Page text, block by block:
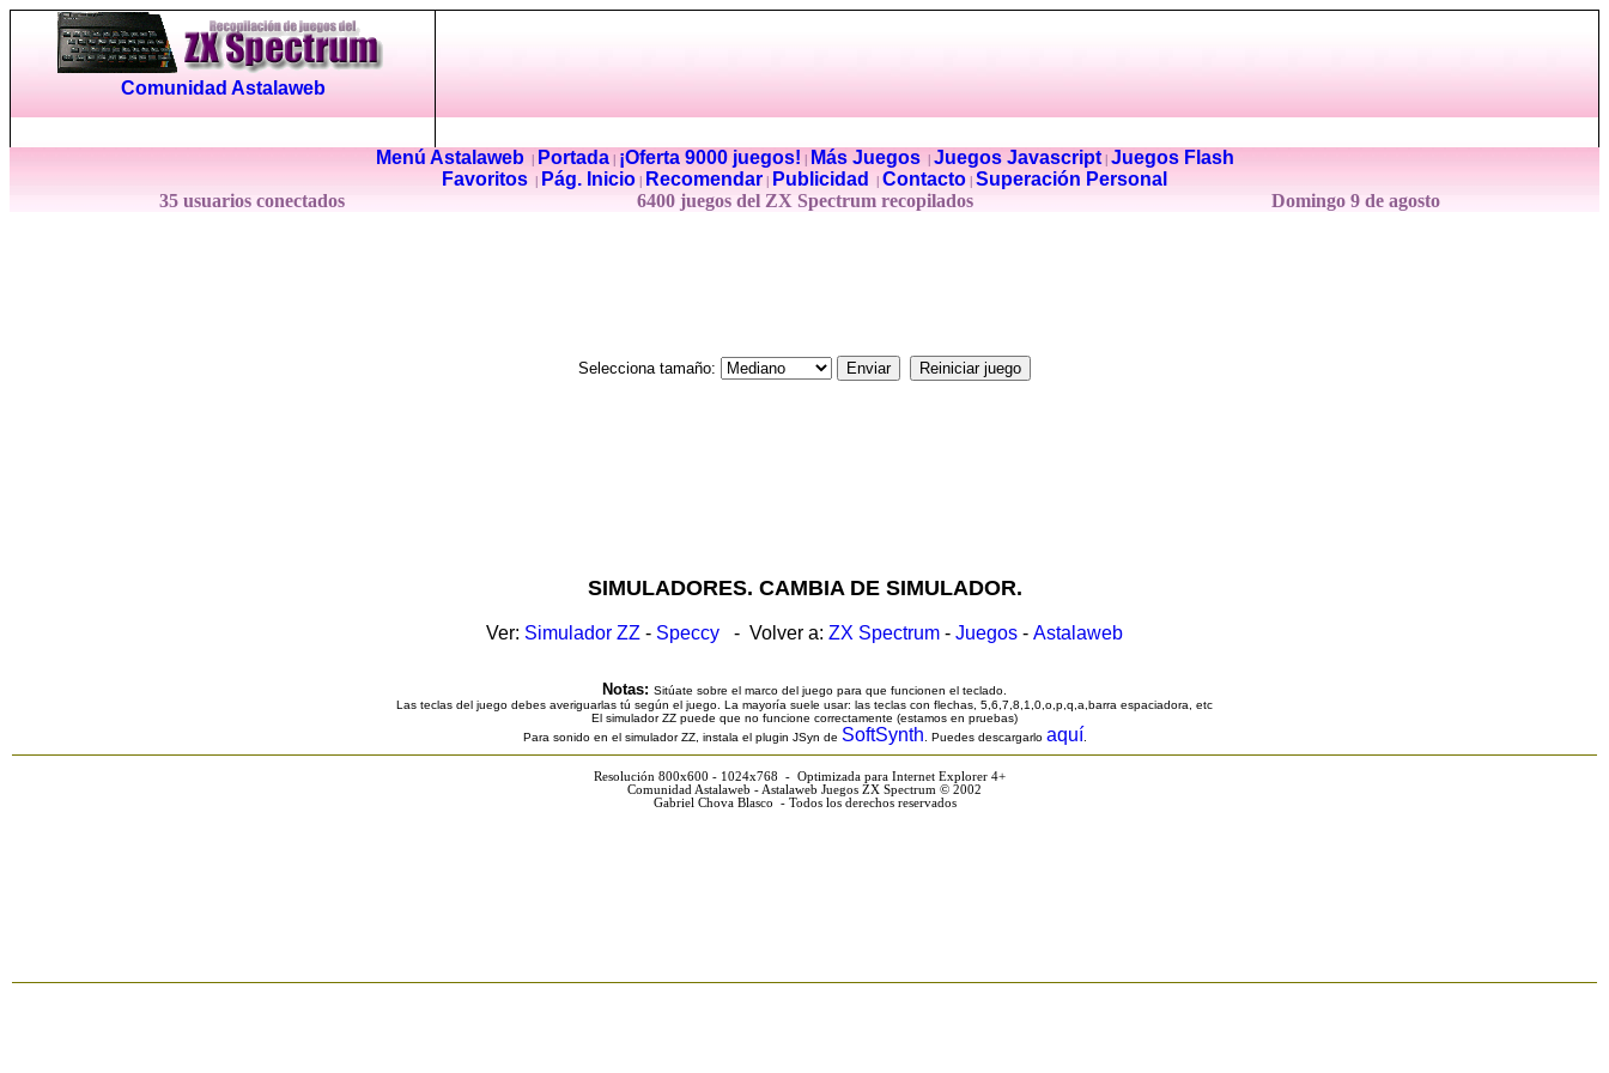
Comunidad Astalaweb
Menú Astalaweb| Portada| ¡Oferta 9000 juegos! Más Juegos| Juegos Javascript| Juegos Flash
Favoritos
Pág. Inicio Recomendar Publicidad Contacto Superación Personal
35 usuarios conectados
6400 juegos del ZX Spectrum recopilados Domingo 9 de agosto
Selecciona tamaño:
SIMULADORES. CAMBIA DE SIMULADOR.
Ver: Simulador ZZ - Speccy - Volver a: ZX Spectrum - Juegos - Astalaweb
Notas: Sitúate sobre el marco del juego para que funcionen el teclado.
Las teclas del juego debes averiguarlas tú según el juego. La mayoría suele usar: las teclas con flechas, 5,6,7,8,1,0,o,p,q,a,barra espaciadora, etc
El simulador ZZ puede que no funcione correctamente (estamos en pruebas)
Para sonido en el simulador ZZ, instala el plugin JSyn de SoftSynth . Puedes descargarlo aquí
Resolución 800x600 - 1024x768 - Optimizada para Internet Explorer 4+
Comunidad Astalaweb - Astalaweb Juegos ZX Spectrum © 2002
Gabriel Chova Blasco - Todos los derechos reservados